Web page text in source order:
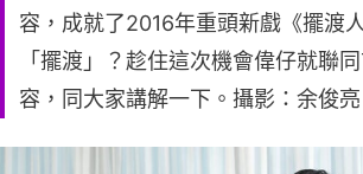
容，成就了2016年重頭新戲《擺渡
「擺渡」？趁住這次機會偉仔就聯
容，同大家講解一下。攝影：余俊亮